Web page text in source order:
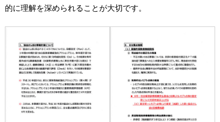
的に理解を深められることが大切です。